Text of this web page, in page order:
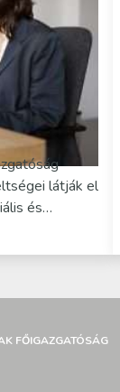
látják el
és…
FŐIGAZGATÓSÁG